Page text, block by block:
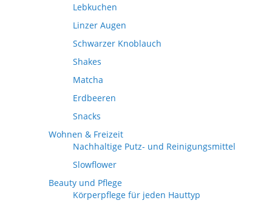
Lebkuchen
Linzer Augen
Schwarzer Knoblauch
Shakes
Matcha
Erdbeeren
Snacks
Wohnen & Freizeit
Nachhaltige Putz- und Reinigungsmittel
Slowflower
Beauty und Pflege
Körperpflege für jeden Hauttyp